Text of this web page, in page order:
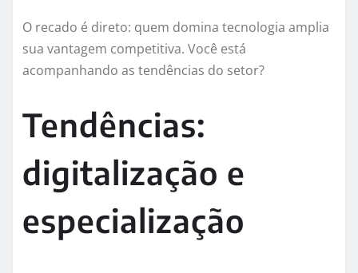
O recado é direto: quem domina tecnologia amplia
sua vantagem competitiva. Você está
acompanhando as tendências do setor?
Tendências:
digitalização e
especialização